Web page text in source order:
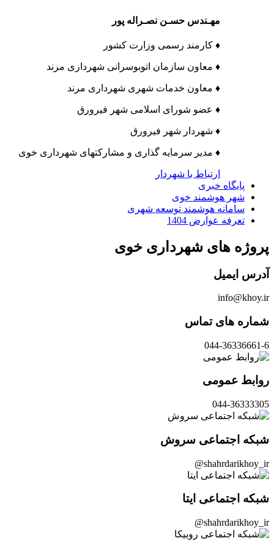
مهـندس حسـن نصـراله پور
♦ کارمند رسمی وزارت کشور
♦ معاون سازمان اتوبوسرانی شهرداری مرند
♦ معاون خدمات شهری شهرداری مرند
♦ عضو شورای اسلامی شهر فیرورق
♦ شهردار شهر فیرورق
♦ مدیر سرمایه گذاری و مشارکتهای شهرداری خوی
ارتباط با شهردار
پایگاه خبری
شهر هوشمند خوی
سامانه هوشمند توسعه شهری
تعرفه عوارض 1404
پروژه های شهرداری خوی
آدرس ایمیل
info@khoy.ir
شماره های تماس
044-36336661-6
روابط عمومی
044-36333305
شبکه اجتماعی سروش
shahrdarikhoy_ir@
شبکه اجتماعی ایتا
shahrdarikhoy_ir@